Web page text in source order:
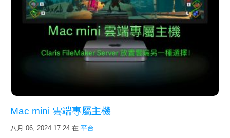
學員自行製作案例
課程詢價
Mac mini 雲端專屬主機
八月 06, 2024 17:24 在 平台